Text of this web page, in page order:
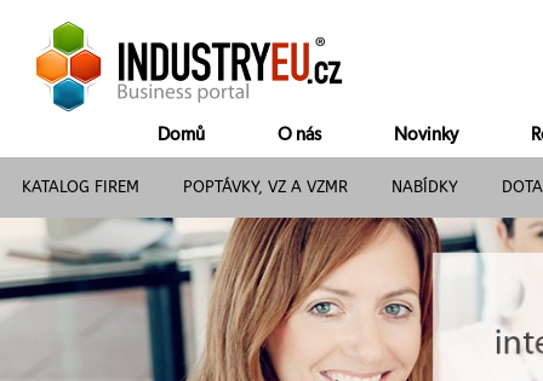
Domů O nás Novinky
KATALOG FIREM POPTÁVKY, VZ A VZMR NABÍDKY